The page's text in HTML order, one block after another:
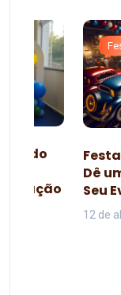
do
Dê
Seu
12 de